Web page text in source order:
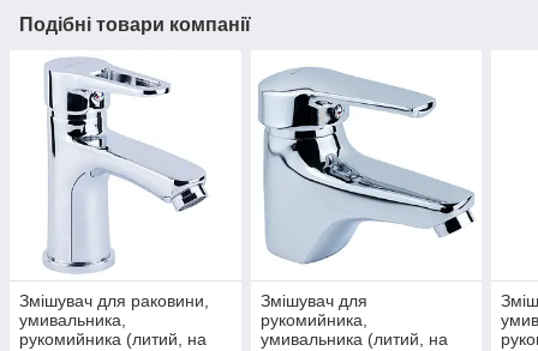
Подібні товари компанії
Змішувач для раковини,
умивальника,
рукомийника (литий, на
Змішувач для
рукомийника,
умивальника (литий, на